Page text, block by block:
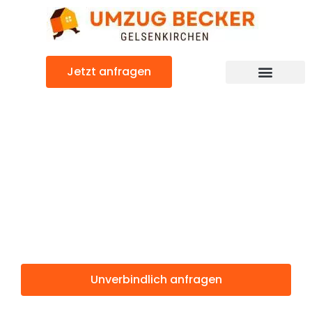
Jetzt anfragen
Unverbindlich anfragen